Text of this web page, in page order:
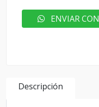
ENVIAR
Descripción